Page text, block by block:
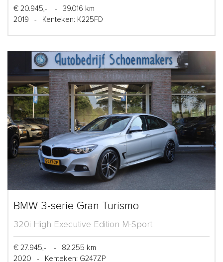
€ 20.945,- -
39.016 km
2019
- Kenteken: K225FD
BMW 3-serie Gran Turismo
320i High Executive Edition M-Sport
€ 27.945,- -
82.255 km
2020
- Kenteken: G247ZP